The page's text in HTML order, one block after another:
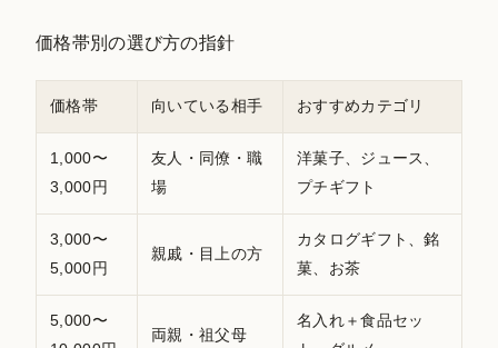
価格帯別の選び方の指針
価格帯 向いている相手 おすすめカテゴリ
1,000〜
3,000円
友人・同僚・職
場
洋菓子、ジュース、
プチギフト
3,000〜
5,000円
親戚・目上の方
カタログギフト、銘
菓、お茶
5,000〜
両親・祖父母
名入れ＋食品セッ